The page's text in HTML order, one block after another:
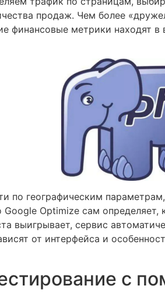
продаж. Чем более
финансовые метрики находят
по географическим
Optimize сам
выигрывает, сервис
от интерфейса и
с